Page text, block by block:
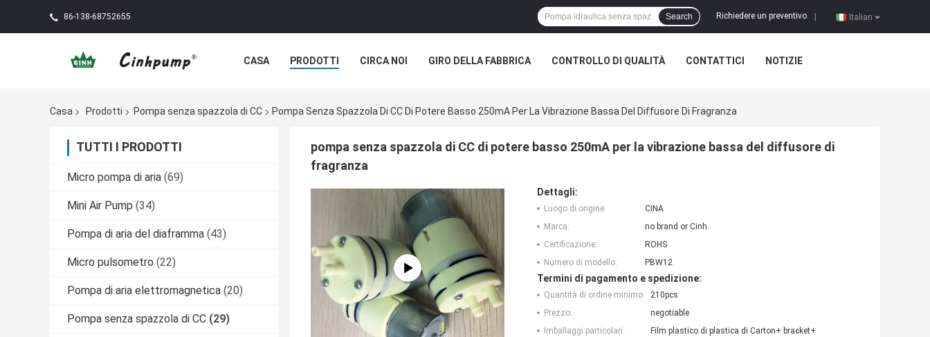
86-138-68752655 Italian
Richiedere un preventivo
Search
CASA PRODOTTI CIRCA NOI GIRO DELLA FABBRICA CONTROLLO DI QUALITÀ CONTATTICI NOTIZIE
Casa Prodotti Pompa senza spazzola di CC Pompa Senza Spazzola Di CC Di Potere Basso 250mA Per La Vibrazione Bassa Del Diffusore Di Fragranza
TUTTI I PRODOTTI
Micro pompa di aria (69)
Mini Air Pump (34)
Pompa di aria del diaframma (43)
Micro pulsometro (22)
Pompa di aria elettromagnetica (20)
Pompa senza spazzola di CC (29)
pompa senza spazzola di CC di potere basso 250mA per la vibrazione bassa del diffusore di
fragranza
Dettagli:
Luogo di origine:
CINA
Marca:
no brand or Cinh
Certificazione:
ROHS
Numero di modello:
PBW12
Termini di pagamento e spedizione:
Quantità di ordine minimo:
210pcs
Prezzo:
negotiable
Imballaggi particolari:
Film plastico di plastica di Carton+ bracket+